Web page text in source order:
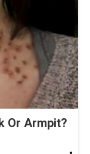
Or Armpit?